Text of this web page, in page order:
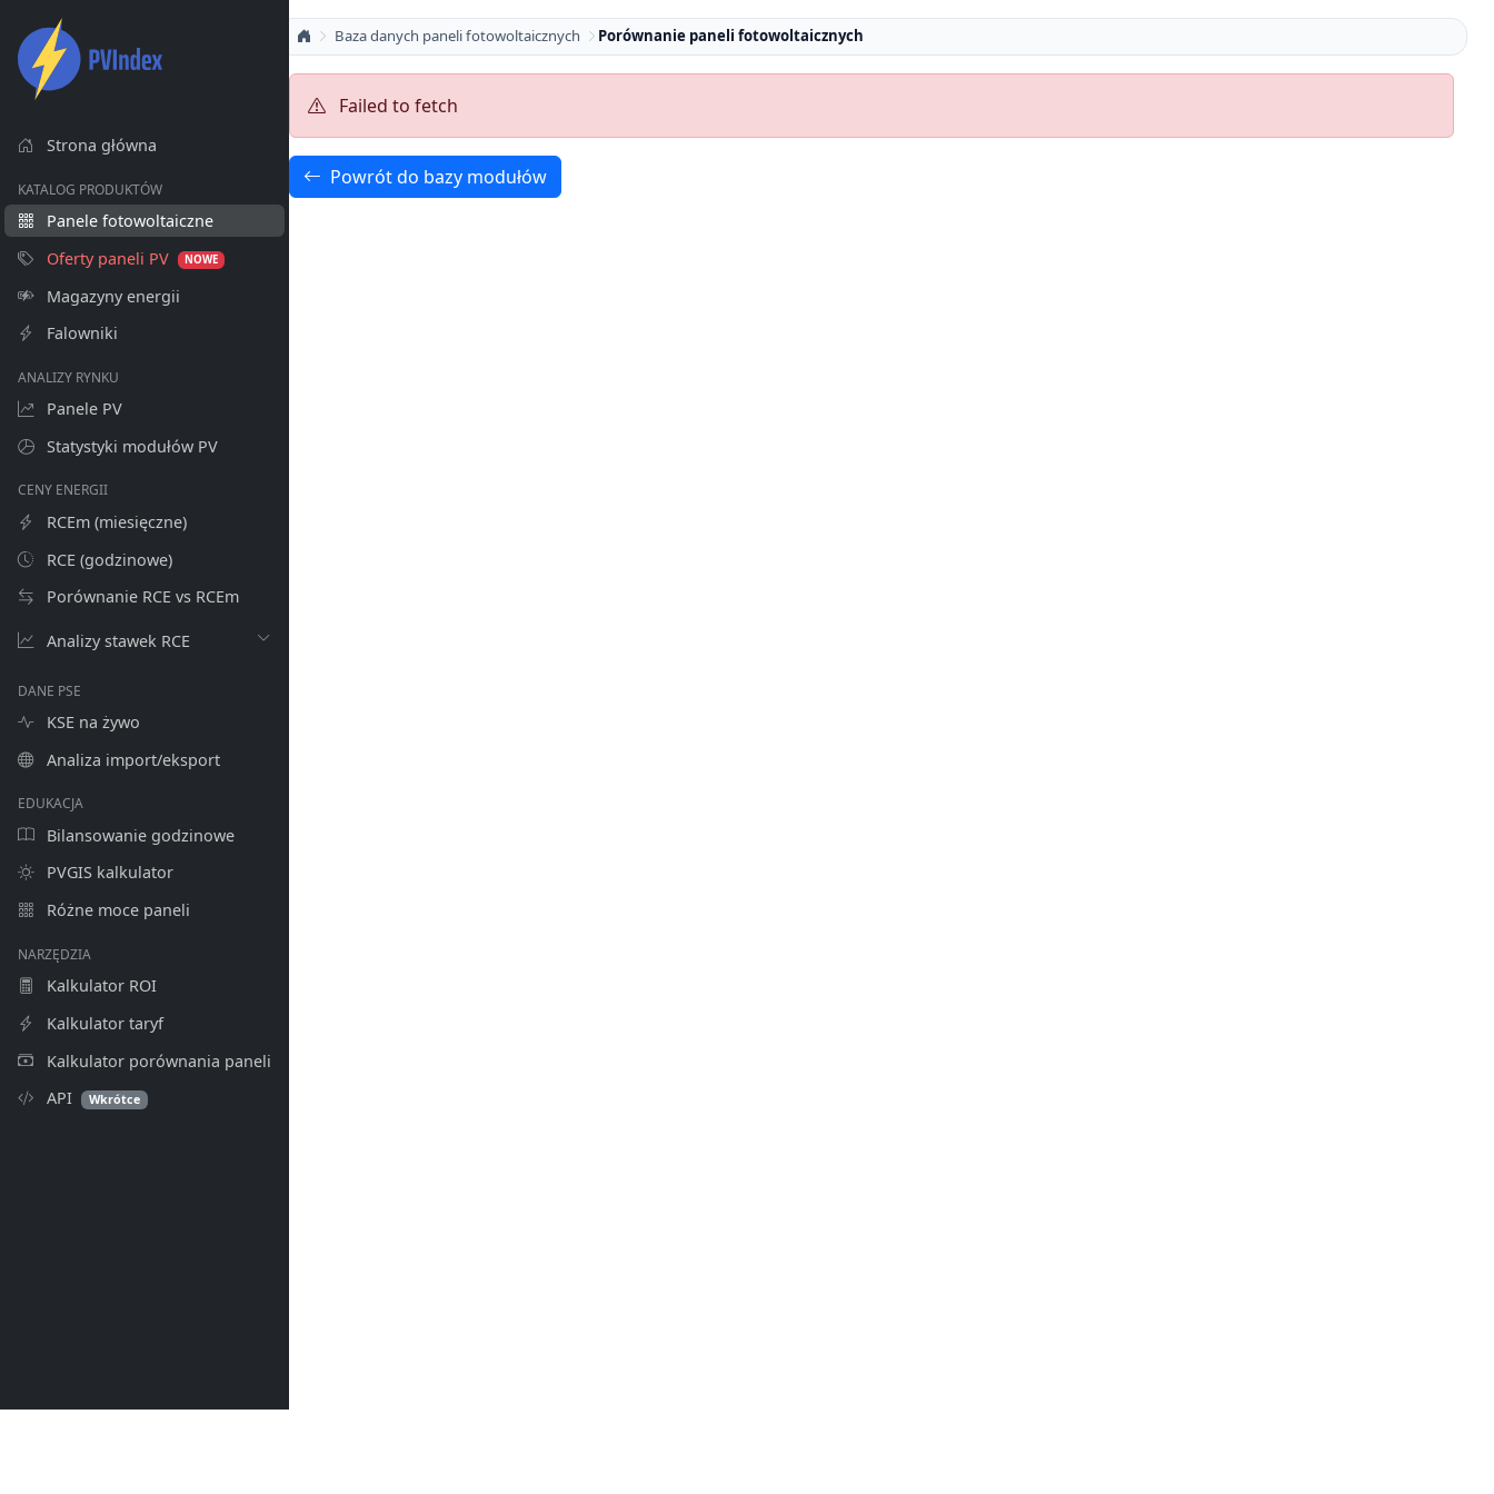
Strona główna
KATALOG PRODUKTÓW
Panele fotowoltaiczne
Oferty paneli PV
NOWE
Magazyny energii
Falowniki
ANALIZY RYNKU
Panele PV
Statystyki modułów PV
CENY ENERGII
RCEm (miesięczne)
RCE (godzinowe)
Porównanie RCE vs RCEm
Analizy stawek RCE
DANE PSE
KSE na żywo
Analiza import/eksport
EDUKACJA
Bilansowanie godzinowe
PVGIS kalkulator
Różne moce paneli
NARZĘDZIA
Kalkulator ROI
Kalkulator taryf
Kalkulator porównania paneli
API
Wkrótce
Baza danych paneli fotowoltaicznych Porównanie paneli fotowoltaicznych
Failed to fetch
Powrót do bazy modułów